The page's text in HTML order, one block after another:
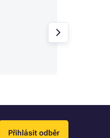
Přihlásit odběr